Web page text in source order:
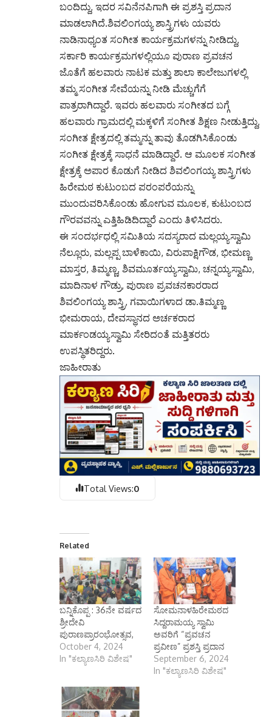
ಬಂದಿದ್ದು, ಇದರ ಸವಿನೆನಪಿಗಾಗಿ ಈ ಪ್ರಶಸ್ತಿ ಪ್ರದಾನ
ಮಾಡಲಾಗಿದೆ.ಶಿವಲಿಂಗಯ್ಯ ಶಾಸ್ತ್ರಿಗಳು ಯವರು
ನಾಡಿನಾಧ್ಯಂತ ಸಂಗೀತ ಕಾರ್ಯಕ್ರಮಗಳನ್ನು ನೀಡಿದ್ದು,
ಸರ್ಕಾರಿ ಕಾರ್ಯಕ್ರಮಗಳಲ್ಲಿಯೂ ಪುರಾಣ ಪ್ರವಚನ
ಜೊತೆಗೆ ಹಲವಾರು ನಾಟಕ ಮತ್ತು ಶಾಲಾ ಕಾಲೇಜುಗಳಲ್ಲಿ
ತಮ್ಮ ಸಂಗೀತ ಸೇವೆಯನ್ನು ನೀಡಿ ಮೆಚ್ಚುಗೆಗೆ
ಪಾತ್ರರಾಗಿದ್ದಾರೆ. ಇವರು ಹಲವಾರು ಸಂಗೀತದ ಬಗ್ಗೆ
ಹಲವಾರು ಗ್ರಾಮದಲ್ಲಿ ಮಕ್ಕಳಿಗೆ ಸಂಗೀತ ಶಿಕ್ಷಣ ನೀಡುತ್ತಿದ್ದು,
ಸಂಗೀತ ಕ್ಷೇತ್ರದಲ್ಲಿ ತಮ್ಮನ್ನು ತಾವು ತೊಡಗಿಸಿಕೊಂಡು
ಸಂಗೀತ ಕ್ಷೇತ್ರಕ್ಕೆ ಸಾಧನೆ ಮಾಡಿದ್ದಾರೆ. ಆ ಮೂಲಕ ಸಂಗೀತ
ಕ್ಷೇತ್ರಕ್ಕೆ ಅಪಾರ ಕೊಡುಗೆ ನೀಡಿದ ಶಿವಲಿಂಗಯ್ಯ ಶಾಸ್ತ್ರಿಗಳು
ಹಿರೇಮಠ ಕುಟುಂಬದ ಪರಂಪರೆಯನ್ನು
ಮುಂದುವರಿಸಿಕೊಂಡು ಹೋಗುವ ಮೂಲಕ, ಕುಟುಂಬದ
ಗೌರವವನ್ನು ಎತ್ತಿಹಿಡಿದಿದ್ದಾರೆ ಎಂದು ತಿಳಿಸಿದರು.
ಈ ಸಂದರ್ಭಧಲ್ಲಿ ಸಮಿತಿಯ ಸದಸ್ಯರಾದ ಮಲ್ಲಯ್ಯಸ್ವಾಮಿ
ನೆಲ್ಲೂರು, ಮಲ್ಲಪ್ಪ ಬಾಳೆಕಾಯಿ, ವಿರುಪಾಕ್ಷಿಗೌಡ, ಭೀಮಣ್ಣ
ಮಾಸ್ತರ, ತಿಮ್ಮಣ್ಣ, ಶಿವಮೂರ್ತಯ್ಯಸ್ವಾಮಿ, ಚನ್ನಯ್ಯಸ್ವಾಮಿ,
ಮಾದಿನಾಳ ಗೌಡ್ರು, ಪುರಾಣ ಪ್ರವಚನಕಾರರಾದ
ಶಿವಲಿಂಗಯ್ಯ ಶಾಸ್ತ್ರಿ, ಗವಾಯಿಗಳಾದ ಡಾ.ತಿಮ್ಮಣ್ಣ
ಭೀಮರಾಯ, ದೇವಸ್ಥಾನದ ಅರ್ಚಕರಾದ
ಮಾರ್ಕಂಡಯ್ಯಸ್ವಾಮಿ ಸೇರಿದಂತೆ ಮತ್ತಿತರರು
ಉಪಸ್ಥಿತರಿದ್ದರು.
ಜಾಹೀರಾತು
Total Views:0
Related
ಬನ್ನಿಕೊಪ್ಪ : 36ನೇ ವರ್ಷದ
ಶ್ರೀದೇವಿ
ಪುರಾಣಪ್ರಾರಂಭೋತ್ಸವ,
October 4, 2024
In "ಕಲ್ಯಾಣಸಿರಿ ವಿಶೇಷ"
ಸೋಮನಾಳಹಿರೇಮಠದ
ಸಿದ್ದರಾಮಯ್ಯ ಸ್ವಾಮಿ
ಅವರಿಗೆ “ಪ್ರವಚನ
ಪ್ರವೀಣ” ಪ್ರಶಸ್ತಿ ಪ್ರದಾನ
September 6, 2024
In "ಕಲ್ಯಾಣಸಿರಿ ವಿಶೇಷ"